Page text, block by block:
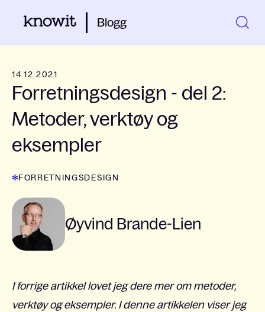
Blogg
14.12.2021
Forretningsdesign - del 2:
Metoder, verktøy og
eksempler
FORRETNINGSDESIGN
Øyvind Brande-Lien
I forrige artikkel lovet jeg dere mer om metoder,
verktøy og eksempler. I denne artikkelen viser jeg